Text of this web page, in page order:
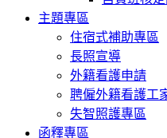
主題專區
住宿式補助專區
長照宣導
外籍看護申請
聘僱外籍看護工
失智照護專區
函釋專區